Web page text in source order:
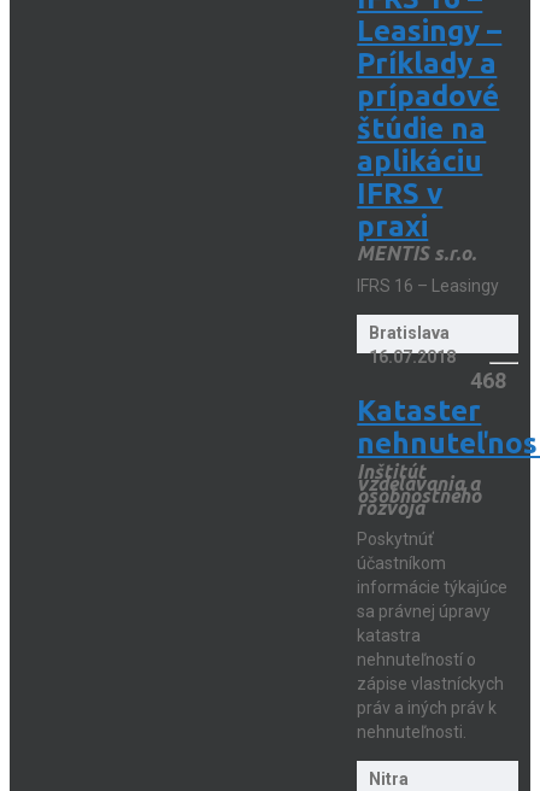
Leasingy –
Príklady a
prípadové
štúdie na
aplikáciu
IFRS v
praxi
MENTIS s.r.o.
IFRS 16 – Leasingy
Bratislava
16.07.2018
468
Kataster
Inštitút
vzdelávania a
osobnostného
rozvoja
Poskytnúť
účastníkom
informácie týkajúce
sa právnej úpravy
katastra
nehnuteľností o
zápise vlastníckych
práv a iných práv k
nehnuteľnosti.
Nitra